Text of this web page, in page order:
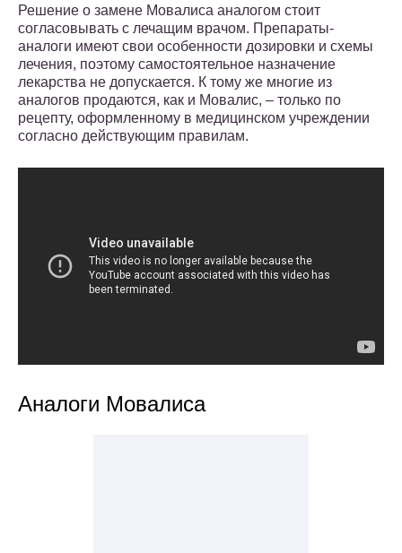
Решение о замене Мовалиса аналогом стоит
согласовывать с лечащим врачом. Препараты-
аналоги имеют свои особенности дозировки и схемы
лечения, поэтому самостоятельное назначение
лекарства не допускается. К тому же многие из
аналогов продаются, как и Мовалис, – только по
рецепту, оформленному в медицинском учреждении
согласно действующим правилам.
Аналоги Мовалиса